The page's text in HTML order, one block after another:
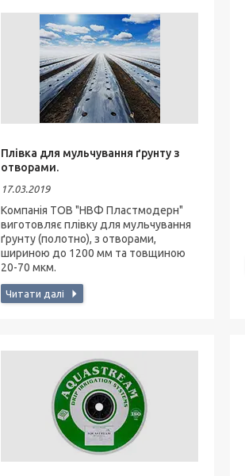
Плівка для мульчування ґрунту з
отворами.
17.03.2019
Компанія ТОВ "НВФ Пластмодерн"
виготовляє плівку для мульчування
ґрунту (полотно), з отворами,
шириною до 1200 мм та товщиною
20-70 мкм.